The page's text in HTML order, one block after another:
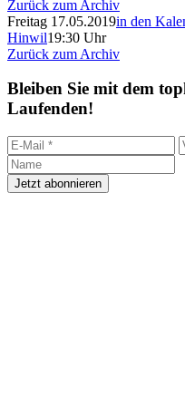
Zurück zum Archiv
Freitag 17.05.2019in den
Hinwil19:30 Uhr
Zurück zum Archiv
Bleiben Sie mit dem
Laufenden!